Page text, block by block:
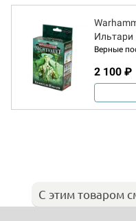
Ильтари
Верные
2 100 ₽
С этим товаром